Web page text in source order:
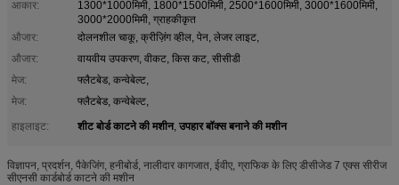
आकार:
1300*1000मिमी, 1800*1500मिमी, 2500*1600मिमी, 3000*1600मिमी,
3000*2000मिमी, ग्राहकीकृत
औजार:
दोलनशील चाकू, क्रीज़िंग व्हील, पेन, लेजर लाइट,
औजार:
वायवीय उपकरण, वीकट, किस कट, सीसीडी
मेज:
फ्लैटबेड, कन्वेबेल्ट,
मेज:
फ्लैटबेड, कन्वेबेल्ट,
हाइलाइट:
शीट बोर्ड काटने की मशीन, उपहार बॉक्स बनाने की मशीन
विज्ञापन, प्रदर्शन, पैकेजिंग, हनीबोर्ड, नालीदार कागजात, ईवीए, ग्राफिक के लिए डीसीजेड 7 एक्स सीरीज
सीएनसी कार्डबोर्ड काटने की मशीन